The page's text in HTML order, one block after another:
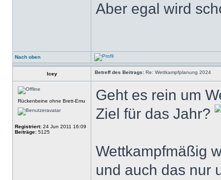
Aber egal wird
Nach oben
Icey Betreff des Beitrags: Re: Wettkampfplanung 2024
Rückenbeine ohne Brett-Emu
Registriert: 24 Jun 2011 16:09
Beiträge: 5125
Geht es rein um
Ziel für das Jahr?
Wettkampfmäßig
und auch das nur